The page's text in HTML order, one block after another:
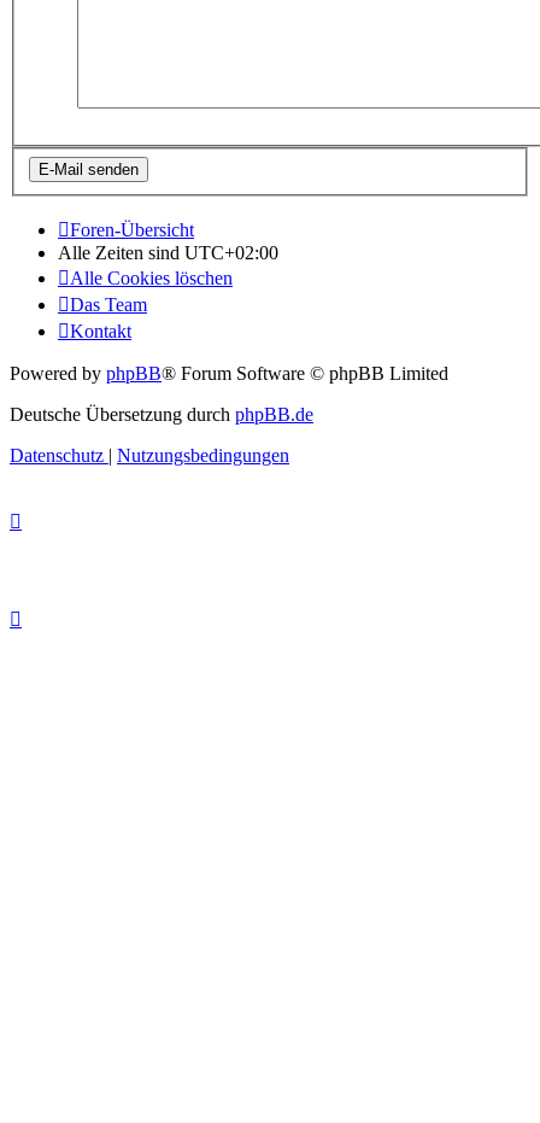
Foren-Übersicht
Alle Zeiten sind UTC+02:00
Alle Cookies löschen
Das Team
Kontakt
Powered by phpBB® Forum Software © phpBB Limited
Deutsche Übersetzung durch phpBB.de
Datenschutz | Nutzungsbedingungen